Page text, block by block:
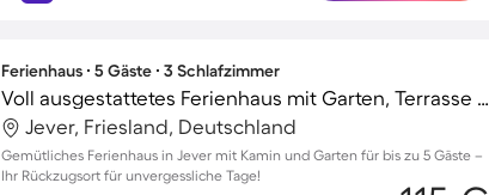
Ferienhaus ∙ 5 Gäste ∙ 3 Schlafzimmer
Voll ausgestattetes Ferienhaus mit Garten, Terrasse und Grill | Perfekt für die Arbeit von Zuhause
Jever, Friesland, Deutschland
Gemütliches Ferienhaus in Jever mit Kamin und Garten für bis zu 5 Gäste –
Ihr Rückzugsort für unvergessliche Tage!